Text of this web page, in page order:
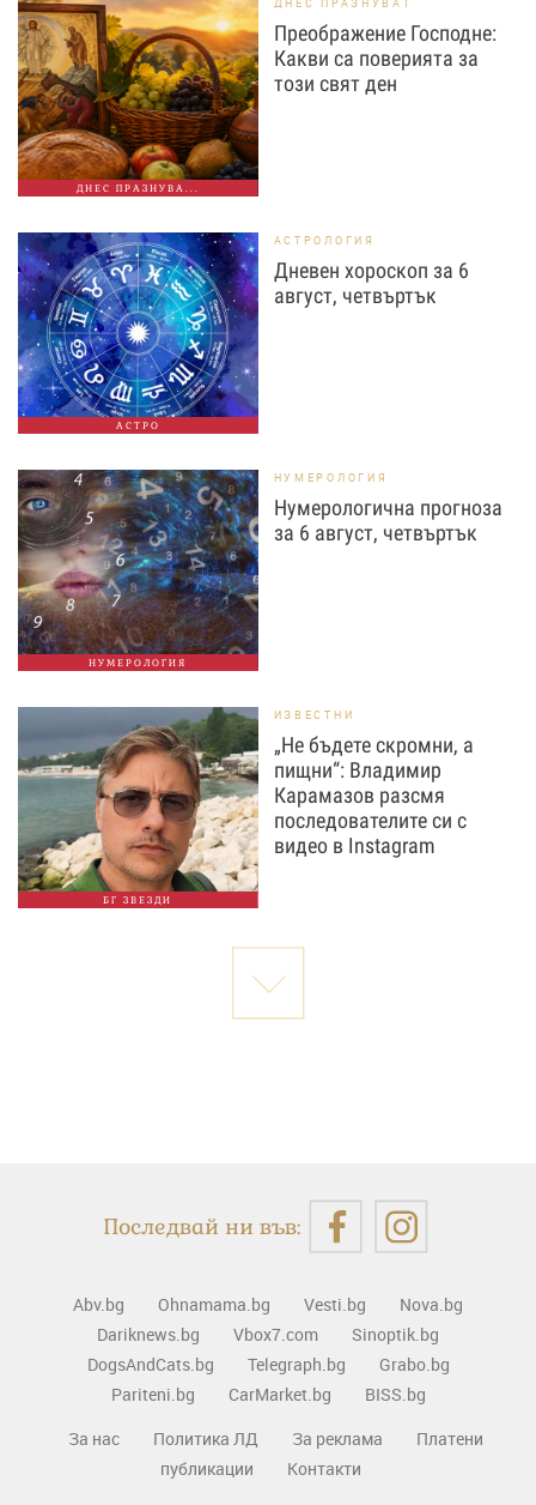
ДНЕС ПРАЗНУВА...
Преображение Господне:
Какви са поверията за
този свят ден
АСТРО
АСТРОЛОГИЯ
Дневен хороскоп за 6
август, четвъртък
НУМЕРОЛОГИЯ
НУМЕРОЛОГИЯ
Нумерологична прогноза
за 6 август, четвъртък
БГ ЗВЕЗДИ
ИЗВЕСТНИ
„Не бъдете скромни, а
пищни“: Владимир
Карамазов разсмя
последователите си с
видео в Instagram
Последвай ни във:
Abv.bg Ohnamama.bg Vesti.bg
Nova.bg
Dariknews.bg
Vbox7.com
Sinoptik.bg
DogsAndCats.bg
Telegraph.bg
Grabo.bg
Pariteni.bg
CarMarket.bg
BISS.bg
За нас
Политика ЛД За реклама
Платени
публикации
Контакти